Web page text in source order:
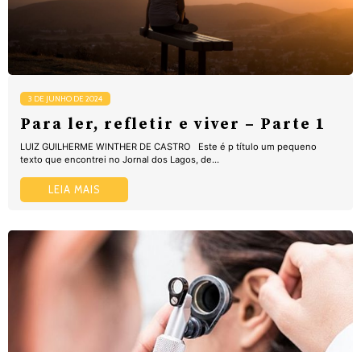
3 DE JUNHO DE 2024
Para ler, refletir e viver – Parte 1
LUIZ GUILHERME WINTHER DE CASTRO Este é p título um pequeno
texto que encontrei no Jornal dos Lagos, de...
LEIA MAIS